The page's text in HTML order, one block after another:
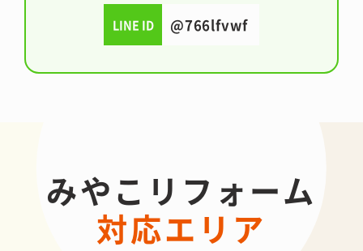
LINE ID @766lfvwf
みやこリフォーム
対応エリア